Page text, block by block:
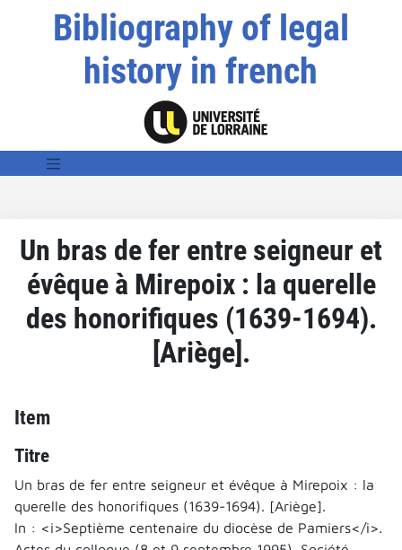
Bibliography of legal
history in french
Un bras de fer entre seigneur et
évêque à Mirepoix : la querelle
des honorifiques (1639-1694).
[Ariège].
Item
Titre
Un bras de fer entre seigneur et évêque à Mirepoix : la
querelle des honorifiques (1639-1694). [Ariège].
In : <i>Septième centenaire du diocèse de Pamiers</i>.